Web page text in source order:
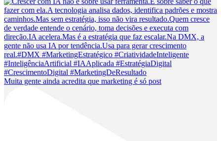
Muita gente ainda acredita que marketing é só post